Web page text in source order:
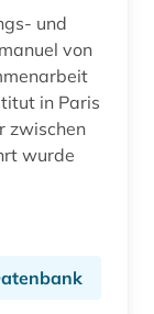
und
von
in Paris
zwischen
wurde